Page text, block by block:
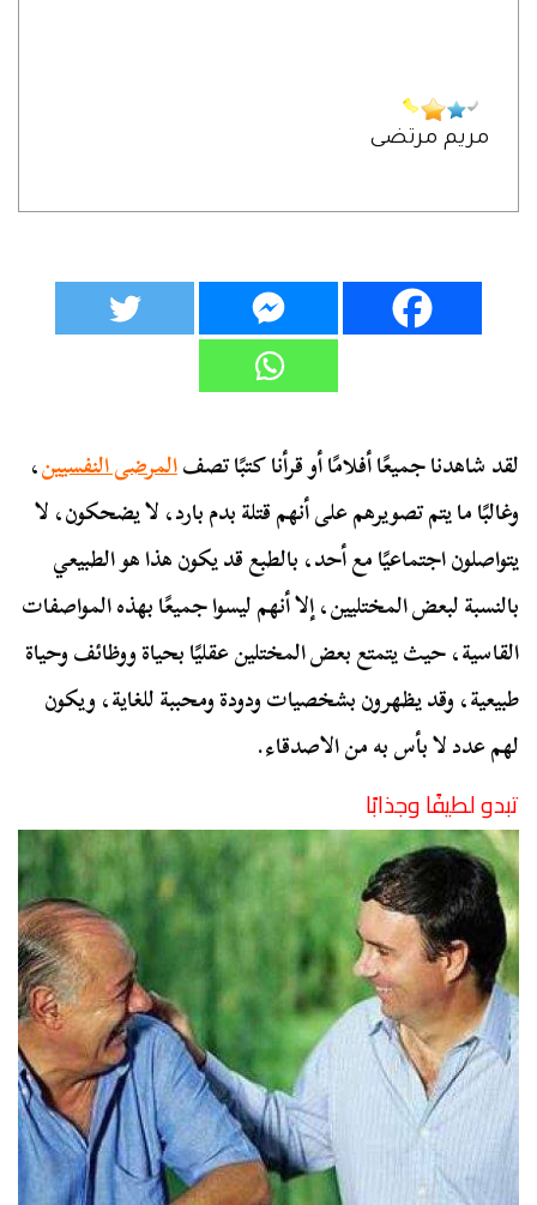
مريم مرتضى
لقد شاهدنا جميعًا أفلامًا أو قرأنا كتبًا تصفالمرضى النفسيين،
وغالبًا ما يتم تصويرهم على أنهم قتلة بدم بارد، لا يضحكون، لا
يتواصلون اجتماعيًا مع أحد، بالطبع قد يكون هذا هو الطبيعي
بالنسبة لبعض المختليين، إلا أنهم ليسوا جميعًا بهذه المواصفات
القاسية، حيث يتمتع بعض المختلين عقليًا بحياة ووظائف وحياة
طبيعية، وقد يظهرون بشخصيات ودودة ومحببة للغاية، ويكون
لهم عدد لا بأس به من الاصدقاء.
تبدو لطيفًا وجذابًا